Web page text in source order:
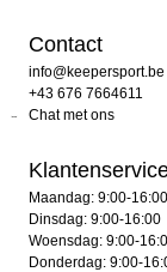
Contact
info@keepersport.be
+43 676 7664611
Chat met ons
Maandag: 9:00-16:00
Dinsdag: 9:00-16:00
Woensdag: 9:00-
Donderdag: 9:00-